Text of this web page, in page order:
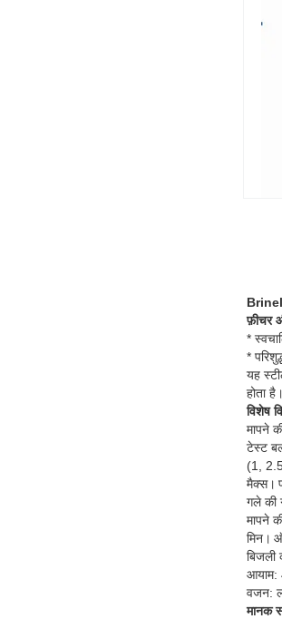
फ़ीचर
*
*
यह
होता है।
विशेष
मापने
टेस्ट
(1,
मैक्स।
गले की
मापने
मिन।
बिजली
आयाम:
वजन:
मानक